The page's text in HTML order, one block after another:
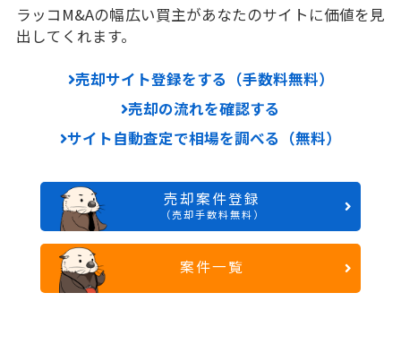
ラッコM&Aの幅広い買主があなたのサイトに価値を見
出してくれます。
売却サイト登録をする（手数料無料）
売却の流れを確認する
サイト自動査定で相場を調べる（無料）
売却案件登録
（売却手数料無料）
案件一覧